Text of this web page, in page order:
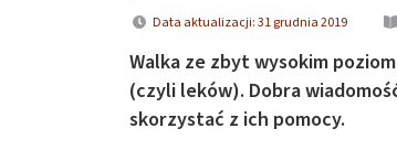
Data aktualizacji: 31 grudnia 2019
Walka ze zbyt wysokim
(czyli leków). Dobra
skorzystać z ich pomocy.